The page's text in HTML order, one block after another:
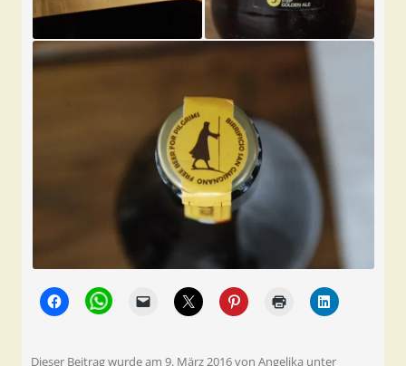
Dieser Beitrag wurde am 9. März 2016von Angelika unter